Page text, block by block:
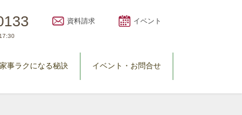
資料請求 イベント
家事ラクになる秘訣 イベント・お問合せ